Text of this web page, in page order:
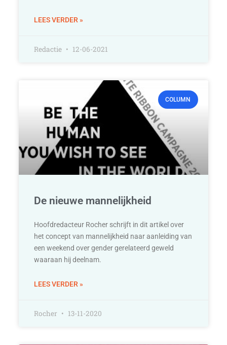
LEES VERDER »
Redactie 12-06-2021
COLUMN
De nieuwe mannelijkheid
Hoofdredacteur Rocher schrijft in dit artikel over
het concept van mannelijkheid naar aanleiding van
een weekend over gender gerelateerd geweld
waaraan hij deelnam.
LEES VERDER »
Rocher 13-11-2020